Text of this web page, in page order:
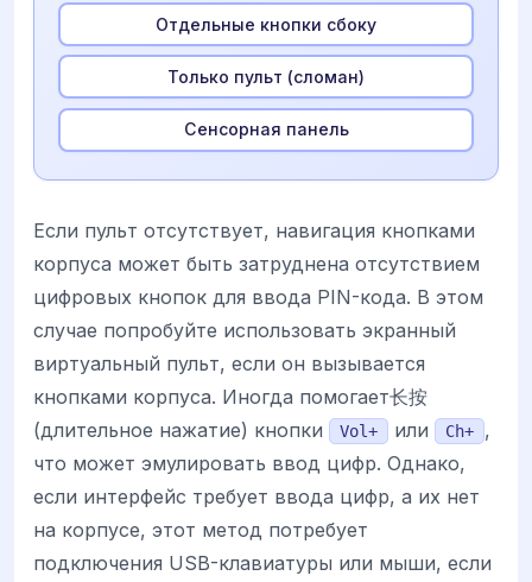
Отдельные кнопки сбоку
Только пульт (сломан)
Сенсорная панель
Если пульт отсутствует, навигация кнопками
корпуса может быть затруднена отсутствием
цифровых кнопок для ввода PIN-кода. В этом
случае попробуйте использовать экранный
виртуальный пульт, если он вызывается
кнопками корпуса. Иногда помогает长按
(длительное нажатие) кнопки
Vol+ или Ch+
,
что может эмулировать ввод цифр. Однако,
если интерфейс требует ввода цифр, а их нет
на корпусе, этот метод потребует
подключения USB-клавиатуры или мыши, если